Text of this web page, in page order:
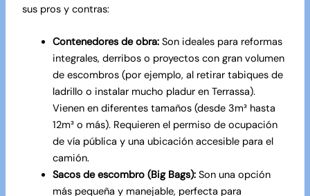
sus pros y contras:
Contenedores de obra:Son ideales para reformas
integrales, derribos o proyectos con gran volumen
de escombros (por ejemplo, al retirar tabiques de
ladrillo o instalar mucho pladur en Terrassa).
Vienen en diferentes tamaños (desde 3m³ hasta
12m³ o más). Requieren el permiso de ocupación
de vía pública y una ubicación accesible para el
camión.
Sacos de escombro (Big Bags):Son una opción
más pequeña y manejable, perfecta para